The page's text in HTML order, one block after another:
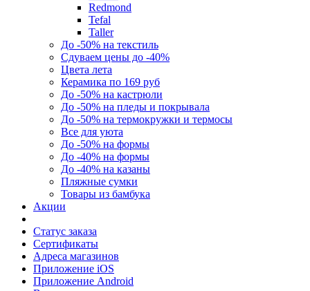
Redmond
Tefal
Taller
До -50% на текстиль
Сдуваем цены до -40%
Цвета лета
Керамика по 169 руб
До -50% на кастрюли
До -50% на пледы и покрывала
До -50% на термокружки и термосы
Все для уюта
До -50% на формы
До -40% на формы
До -40% на казаны
Пляжные сумки
Товары из бамбука
Акции
Статус заказа
Сертификаты
Адреса магазинов
Приложение iOS
Приложение Android